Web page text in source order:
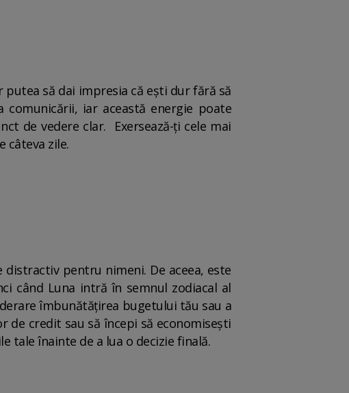
să dai impresia că ești dur fără să
comunicării, iar această energie poate
de vedere clar. Exersează-ți cele mai
câteva zile.
pentru nimeni. De aceea, este
când Luna intră în semnul zodiacal al
îmbunătățirea bugetului tău sau a
de credit sau să începi să economisești
tale înainte de a lua o decizie finală.